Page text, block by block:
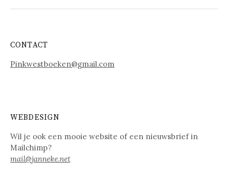
CONTACT
Pinkwestboeken@gmail.com
WEBDESIGN
Wil je ook een mooie website of een nieuwsbrief in
Mailchimp?
mail@janneke.net